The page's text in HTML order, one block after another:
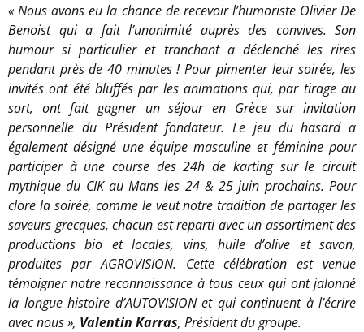
«Nous avons eu la chance de recevoir l’humoriste Olivier De
Benoist qui a fait l’unanimité auprès des convives. Son
humour si particulier et tranchant a déclenché les rires
pendant près de 40 minutes ! Pour pimenter leur soirée, les
invités ont été bluffés par les animations qui, par tirage au
sort, ont fait gagner un séjour en Grèce sur invitation
personnelle du Président fondateur. Le jeu du hasard a
également désigné une équipe masculine et féminine pour
participer à une course des 24h de karting sur le circuit
mythique du CIK au Mans les 24 & 25 juin prochains. Pour
clore la soirée, comme le veut notre tradition de partager les
saveurs grecques, chacun est reparti avec un assortiment des
productions bio et locales, vins, huile d’olive et savon,
produites par AGROVISION. Cette célébration est venue
témoigner notre reconnaissance à tous ceux qui ont jalonné
la longue histoire d’AUTOVISION et qui continuent à l’écrire
avec nous», Valentin Karras, Président du groupe.